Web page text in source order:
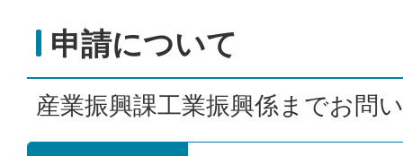
申請について
産業振興課工業振興係までお問